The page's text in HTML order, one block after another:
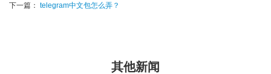
下一篇： telegram中文包怎么弄？
其他新闻